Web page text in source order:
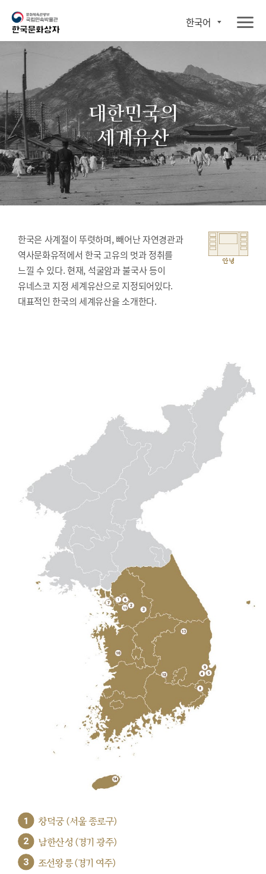
한국어
대한민국의
세계유산
한국은 사계절이 뚜렷하며, 빼어난 자연경관과
역사문화유적에서 한국 고유의 멋과 정취를
느낄 수 있다. 현재, 석굴암과 불국사 등이
유네스코 지정 세계유산으로 지정되어있다.
대표적인 한국의 세계유산을 소개한다.
안녕
1 창덕궁 (서울 종로구)
2 남한산성 (경기 광주)
3 조선왕릉 (경기 여주)